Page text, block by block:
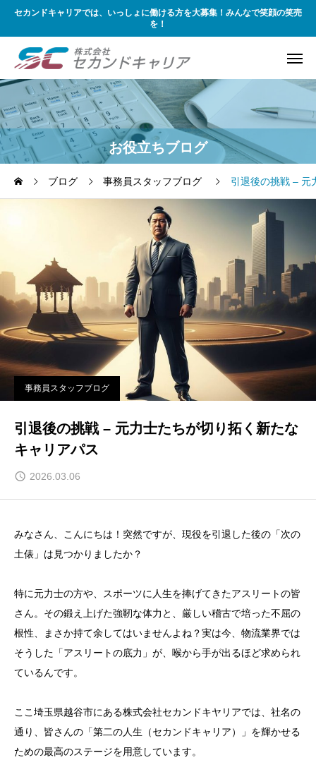
セカンドキャリアでは、いっしょに働ける方を大募集！みんなで笑顔の笑売
を！
お役立ちブログ
ブログ 事務員スタッフブログ 引退後の挑戦 – 元
事務員スタッフブログ
引退後の挑戦 – 元力士たちが切り拓く新たな
キャリアパス
2026.03.06
みなさん、こんにちは！突然ですが、現役を引退した後の「次の
土俵」は見つかりましたか？
特に元力士の方や、スポーツに人生を捧げてきたアスリートの皆
さん。その鍛え上げた強靭な体力と、厳しい稽古で培った不屈の
根性、まさか持て余してはいませんよね？実は今、物流業界では
そうした「アスリートの底力」が、喉から手が出るほど求められ
ているんです。
ここ埼玉県越谷市にある株式会社セカンドキヤリアでは、社名の
通り、皆さんの「第二の人生（セカンドキャリア）」を輝かせる
ための最高のステージを用意しています。